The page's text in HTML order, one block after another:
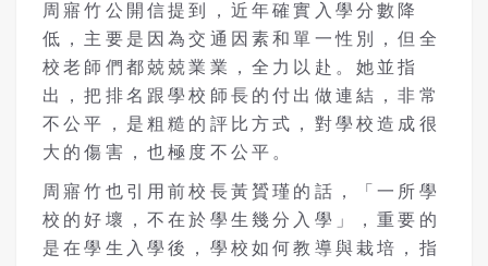
周寤竹公開信提到，近年確實入學分數降
低，主要是因為交通因素和單一性別，但全
校老師們都兢兢業業，全力以赴。她並指
出，把排名跟學校師長的付出做連結，非常
不公平，是粗糙的評比方式，對學校造成很
大的傷害，也極度不公平。
周寤竹也引用前校長黃贇瑾的話，「一所學
校的好壞，不在於學生幾分入學」，重要的
是在學生入學後，學校如何教導與栽培，指